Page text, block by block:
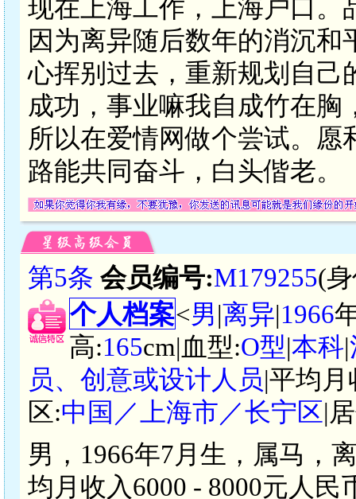
现在上海工作，上海户口。
因为离异随后数年的消沉
心挥别过去，重新规划自己
成功，事业嘛我自成竹在
所以在爱情网做个尝试。
路能共同奋斗，白头偕老。
第5条 会员编号:M179255(
个人档案<男|离异|1966
高:165cm|血型:O型|本科|
员、创意或设计人员|平均月
区:中国／上海市／长宁区|
男，1966年7月生，属马，
均月收入6000 - 8000元人